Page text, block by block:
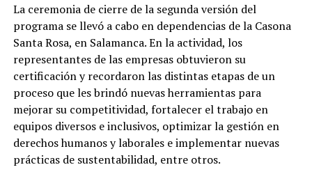
La ceremonia de cierre de la segunda versión del
programa se llevó a cabo en dependencias de la Casona
Santa Rosa, en Salamanca. En la actividad, los
representantes de las empresas obtuvieron su
certificación y recordaron las distintas etapas de un
proceso que les brindó nuevas herramientas para
mejorar su competitividad, fortalecer el trabajo en
equipos diversos e inclusivos, optimizar la gestión en
derechos humanos y laborales e implementar nuevas
prácticas de sustentabilidad, entre otros.